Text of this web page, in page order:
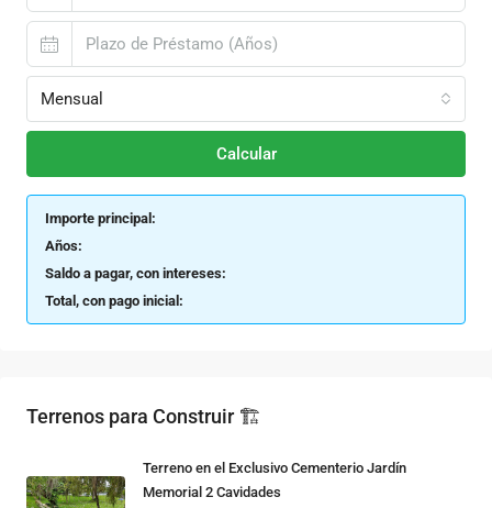
Mensual
Calcular
Importe principal:
Años:
Saldo a pagar, con intereses:
Total, con pago inicial:
Terrenos para Construir 🏗
Terreno en el Exclusivo Cementerio Jardín
Memorial 2 Cavidades